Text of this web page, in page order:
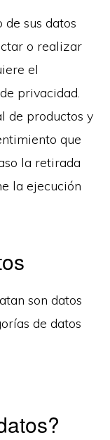
sus datos
o realizar
el
privacidad.
de productos y
que
la retirada
la ejecución
son datos
de datos